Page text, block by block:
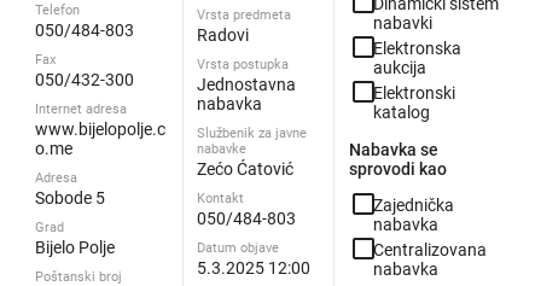
Vrsta predmeta
Radovi
Vrsta postupka
Jednostavna
nabavka
Službenik za javne
nabavke
Zećo Ćatović
Kontakt
050/484-803
Datum objave
5.3.2025 12:00
nabavki
check_box_outline_blankElektronska
aukcija
check_box_outline_blankElektronski
katalog
Nabavka se
sprovodi kao
check_box_outline_blankZajednička
nabavka
check_box_outline_blankCentralizovana
nabavka
Telefon
050/484-803
Fax
050/432-300
Internet adresa
www.bijelopolje.c
o.me
Adresa
Sobode 5
Grad
Bijelo Polje
Poštanski broj